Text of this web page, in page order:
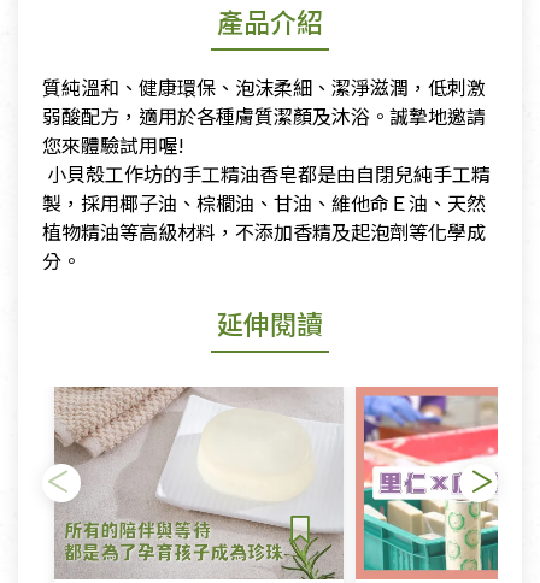
產品介紹
質純溫和、健康環保、泡沫柔細、潔淨滋潤，低刺激
弱酸配方，適用於各種膚質潔顏及沐浴。誠摯地邀請
您來體驗試用喔!
​ 小貝殼工作坊的手工精油香皂都是由自閉兒純手工精
製，採用椰子油、棕櫚油、甘油、維他命Ｅ油、天然
植物精油等高級材料，不添加香精及起泡劑等化學成
分。
延伸閱讀